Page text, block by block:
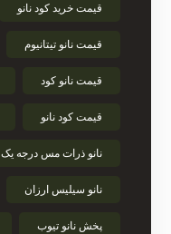
قیمت خرید کود نانو
قیمت نانو تیتانیوم
قیمت نانو کود
قیمت کود نانو
نانو ذرات مس درجه یک
نانو سیلیس ارزان
پخش نانو تیوب